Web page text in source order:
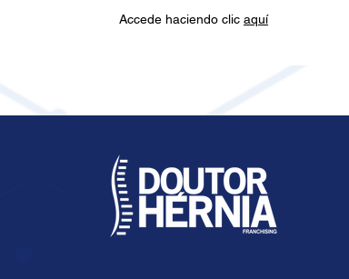
Accede haciendo clic aquí